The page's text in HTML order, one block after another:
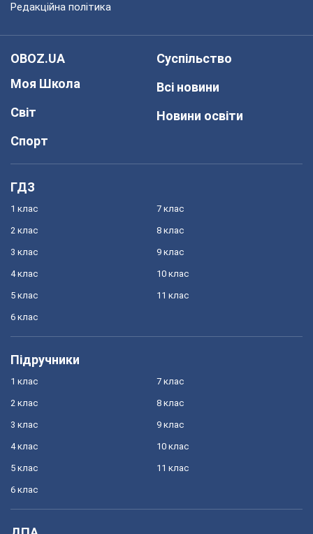
Редакційна політика
OBOZ.UA
Моя Школа
Світ
Спорт
Суспільство
Всі новини
Новини освіти
ГДЗ
1 клас
2 клас
3 клас
4 клас
5 клас
6 клас
7 клас
8 клас
9 клас
10 клас
11 клас
Підручники
1 клас
2 клас
3 клас
4 клас
5 клас
6 клас
7 клас
8 клас
9 клас
10 клас
11 клас